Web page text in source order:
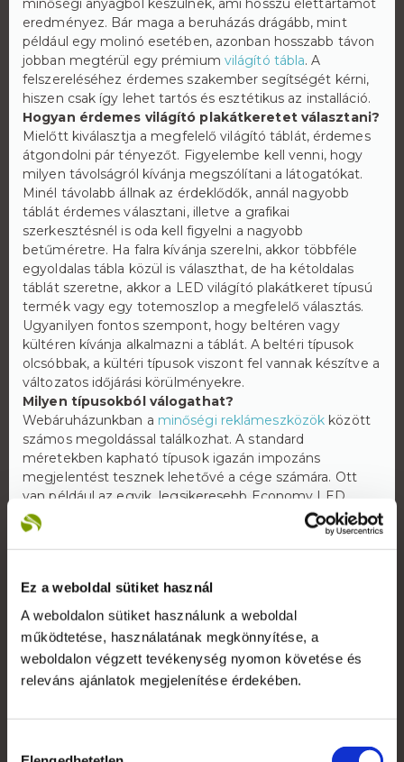
Ez a weboldal sütiket használ
A weboldalon sütiket használunk a weboldal
működtetése, használatának megkönnyítése, a
weboldalon végzett tevékenység nyomon követése és
releváns ajánlatok megjelenítése érdekében.
eredményez. Bár maga a beruházás drágább, mint
például egy molinó esetében, azonban hosszabb távon
jobban megtérül egy prémium világító tábla. A
felszereléséhez érdemes szakember segítségét kérni,
hiszen csak így lehet tartós és esztétikus az installáció.
Hogyan érdemes világító plakátkeretet választani?
Mielőtt kiválasztja a megfelelő világító táblát, érdemes
átgondolni pár tényezőt. Figyelembe kell venni, hogy
milyen távolságról kívánja megszólítani a látogatókat.
Minél távolabb állnak az érdeklődők, annál nagyobb
táblát érdemes választani, illetve a grafikai
szerkesztésnél is oda kell figyelni a nagyobb
betűméretre. Ha falra kívánja szerelni, akkor többféle
egyoldalas tábla közül is választhat, de ha kétoldalas
táblát szeretne, akkor a LED világító plakátkeret típusú
termék vagy egy totemoszlop a megfelelő választás.
Ugyanilyen fontos szempont, hogy beltéren vagy
kültéren kívánja alkalmazni a táblát. A beltéri típusok
olcsóbbak, a kültéri típusok viszont fel vannak készítve a
változatos időjárási körülményekre.
Milyen típusokból válogathat?
Webáruházunkban a minőségi reklámeszközök között
számos megoldással találkozhat. A standard
méretekben kapható típusok igazán impozáns
megjelentést tesznek lehetővé a cége számára. Ott
van például az egyik legsikeresebb Economy LED
világító plakátkeret
ami egyoldalas megjelenést biztosít
kedvező áron. A hagyományos LED világító plakátkeret
pedig kétoldalas kivitelben is elérhető, de
totemoszlopok közül is. Bármelyiket is választja, a
plakátok pillanatok alatt kicserélhetőek benne, amihez
szerszámokra se lesz szüksége. Ahogy a hagyományos
keretek, úgy ezek is kipattintható kerettechnikával
készülnek, kivéve a világító plakátvitrineket, mert ezek
zárral ellátott típusok.
Ön számára a legmegfelelőbb világító keret?